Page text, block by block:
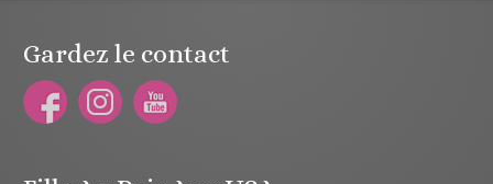
Gardez le contact